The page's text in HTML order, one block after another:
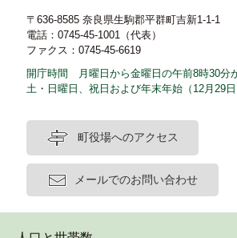
〒636-8585 奈良県生駒郡平群町吉新1-1-1
電話：0745-45-1001（代表）
ファクス：0745-45-6619
開庁時間 月曜日から金曜日の午前8時30分
土・日曜日、祝日および年末年始（12月29
町役場へのアクセス
メールでのお問い合わせ